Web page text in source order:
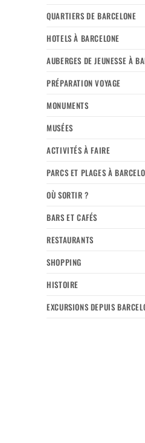
QUARTIERS DE BARCELONE
HOTELS À BARCELONE
AUBERGES DE JEUNESSE À
PRÉPARATION VOYAGE
MONUMENTS
MUSÉES
ACTIVITÉS À FAIRE
PARCS ET PLAGES À
OÙ SORTIR ?
BARS ET CAFÉS
RESTAURANTS
SHOPPING
HISTOIRE
EXCURSIONS DEPUIS